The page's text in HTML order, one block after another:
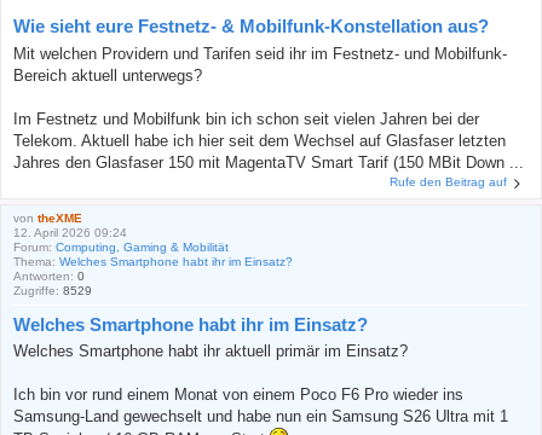
Wie sieht eure Festnetz- & Mobilfunk-Konstellation aus?
Mit welchen Providern und Tarifen seid ihr im Festnetz- und Mobilfunk-
Bereich aktuell unterwegs?
Im Festnetz und Mobilfunk bin ich schon seit vielen Jahren bei der
Telekom. Aktuell habe ich hier seit dem Wechsel auf Glasfaser letzten
Jahres den Glasfaser 150 mit MagentaTV Smart Tarif (150 MBit Down ...
Rufe den Beitrag auf
von theXME
12. April 2026 09:24
Forum: Computing, Gaming & Mobilität
Thema: Welches Smartphone habt ihr im Einsatz?
Antworten: 0
Zugriffe: 8529
Welches Smartphone habt ihr im Einsatz?
Welches Smartphone habt ihr aktuell primär im Einsatz?
Ich bin vor rund einem Monat von einem Poco F6 Pro wieder ins
Samsung-Land gewechselt und habe nun ein Samsung S26 Ultra mit 1